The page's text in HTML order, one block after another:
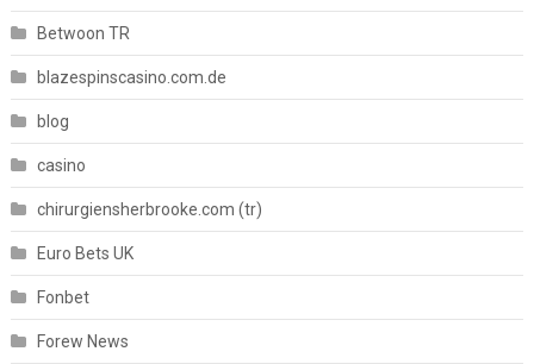
Betwoon TR
blazespinscasino.com.de
blog
casino
chirurgiensherbrooke.com (tr)
Euro Bets UK
Fonbet
Forew News